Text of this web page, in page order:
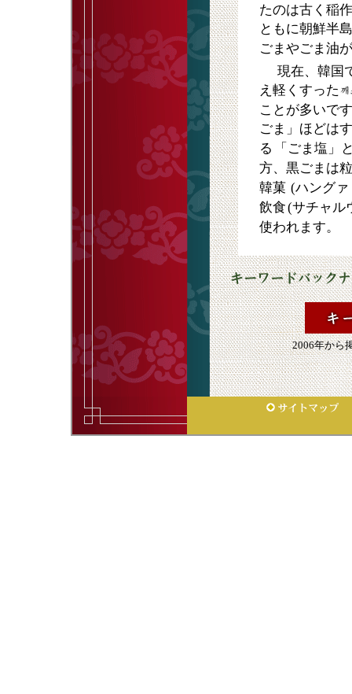
たのは古く稲
ともに朝鮮半
ごまやごま油
現在、韓国
え軽くすった
ことが多いで
ごま」ほどは
る
「ごま塩」
方、黒ごまは
韓菓 (ハング
飲食(サチャル
使われます。
2006年から